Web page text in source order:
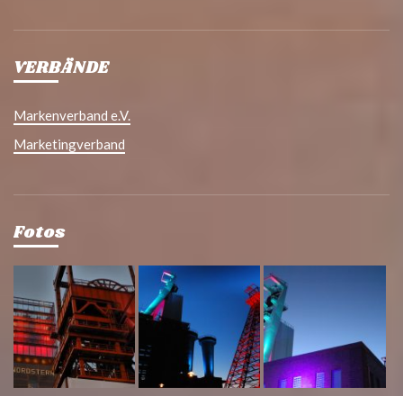
VERBÄNDE
Markenverband e.V.
Marketingverband
Fotos